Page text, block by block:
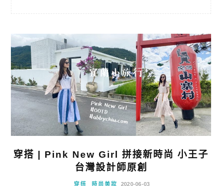
穿搭 | Pink New Girl 拼接新時尚 小王子
台灣設計師原創
穿搭 時尚美妝 2020-06-03